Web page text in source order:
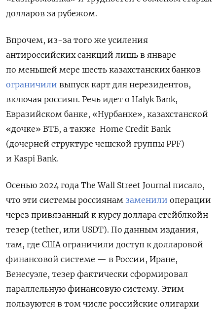
долларов за рубежом.
Впрочем, из-за того же усиления
антироссийских санкций лишь в январе
по меньшей мере шесть казахстанских банков
ограничили выпуск карт для нерезидентов,
включая россиян. Речь идет о Halyk Bank,
Евразийском банке, «Нурбанке», казахстанской
«дочке» ВТБ, а также Home Credit Bank
(дочерней структуре чешской группы PPF)
и Kaspi Bank.
Осенью 2024 года The Wall Street Journal писало,
что эти системы россиянам заменили операции
через привязанный к курсу доллара стейблкойн
тезер (tether, или USDT). По данным издания,
там, где США ограничили доступ к долларовой
финансовой системе — в России, Иране,
Венесуэле, тезер фактически сформировал
параллельную финансовую систему. Этим
пользуются в том числе российские олигархи